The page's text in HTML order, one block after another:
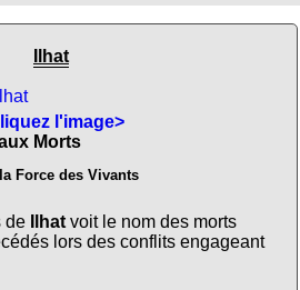
Ilhat
l'image>
Morts
Force des Vivants
de Ilhatvoit le nom des morts
lors des conflits engageant